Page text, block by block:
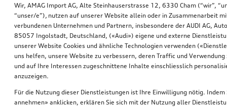
Wir, AMAG Import AG, Alte Steinhauserstrasse 12, 6330 Cham (“wir”,
“unser/e”), nutzen auf unserer Website allein oder in Zusammenarbeit
verbundenen Unternehmen und Partnern, insbesondere der AUDI AG,
85057 Ingolstadt, Deutschland, («Audi») eigene und externe
unserer Website Cookies und ähnliche Technologien verwenden
uns helfen, unsere Website zu verbessern, deren Traffic und Verwendung
und auf Ihre Interessen zugeschnittene Inhalte einschliesslich
anzuzeigen.
Für die Nutzung dieser Dienstleistungen ist Ihre Einwilligung nötig. Indem
annehmen» anklicken, erklären Sie sich mit der Nutzung aller